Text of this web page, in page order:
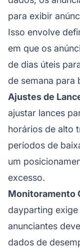
para exibir
Isso envolve
em que os
de dias úteis
de semana para
Ajustes de
ajustar lances
horários de alto
períodos de
um
excesso.
Monitoramento
dayparting exige
anunciantes
dados de